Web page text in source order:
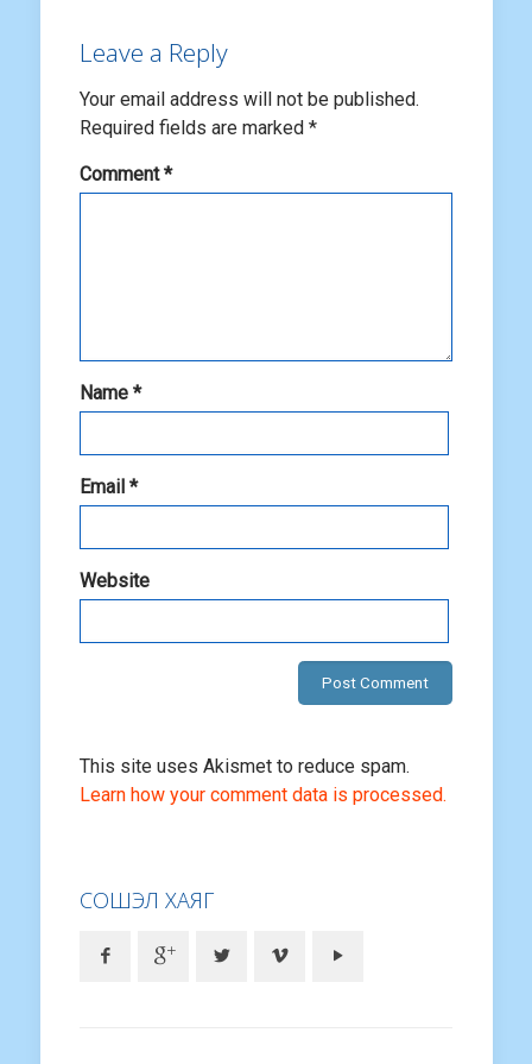
Leave a Reply
Your email address will not be published.
Required fields are marked *
Comment*
Name *
Email *
Website
This site uses Akismet to reduce spam.
Learn how your comment data is processed.
СОШЭЛ ХАЯГ